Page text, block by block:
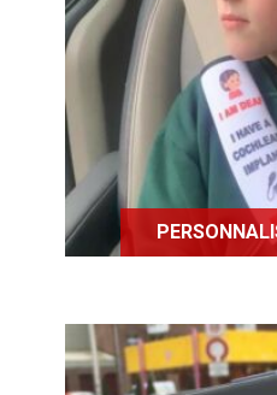
Personalised by
des housses de
en rapport avec